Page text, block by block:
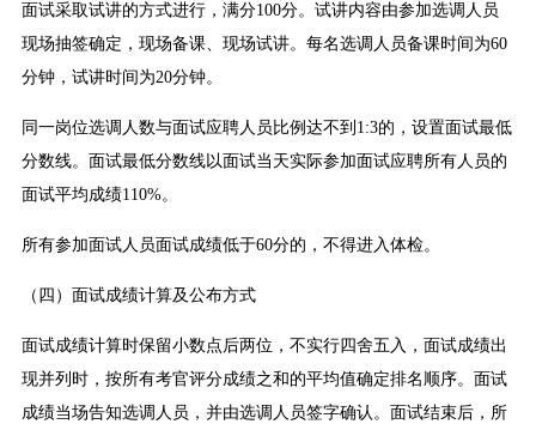
面试采取试讲的方式进行，满分100分。试讲内容由参加选调人员
现场抽签确定，现场备课、现场试讲。每名选调人员备课时间为60
分钟，试讲时间为20分钟。
同一岗位选调人数与面试应聘人员比例达不到1:3的，设置面试最低
分数线。面试最低分数线以面试当天实际参加面试应聘所有人员的
面试平均成绩110%。
所有参加面试人员面试成绩低于60分的，不得进入体检。
（四）面试成绩计算及公布方式
面试成绩计算时保留小数点后两位，不实行四舍五入，面试成绩出
现并列时，按所有考官评分成绩之和的平均值确定排名顺序。面试
成绩当场告知选调人员，并由选调人员签字确认。面试结束后，所